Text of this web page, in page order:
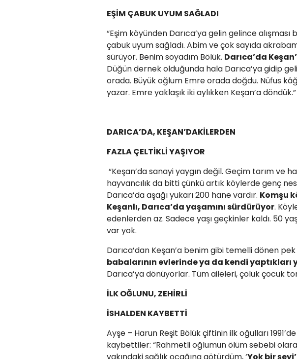
EŞİM ÇABUK UYUM SAĞLADI
“Eşim köyünden Darıca’ya gelin gelince
çabuk uyum sağladı. Abim ve çok sayıda
sürüyor. Benim soyadım Bölük. Darıca’da
Düğün dernek olduğunda hala Darıca’ya gidip
orada. Büyük oğlum Emre orada doğdu. Nüfus
yazar. Emre yaklaşık iki aylıkken Keşan’a döndük.”
DARICA’DA, KEŞAN’DAKİLERDEN
FAZLA ÇELTİKLİ YAŞIYOR
“Keşan’da sanayi yaygın değil. Geçim tarım ve
hayvancılık da bitti çünkü artık köylerde genç
Darıca’da aşağı yukarı 200 hane vardır. Komşu
Keşanlı, Darıca’da yaşamını sürdürüyor.
edenlerden az. Sadece yaşı geçkinler kaldı. 50
var yok.
Darıca’dan Keşan’a benim gibi temelli dönen pek
babalarının evlerinde ya da kendi
Darıca’ya dönüyorlar. Tüm aileleri, çoluk çocuk
İLK OĞLUNU, ZEHİRLİ
İSHALDEN KAYBETTİ
Ayşe – Harun Reşit Bölük çiftinin ilk oğulları
kaybettiler: “Rahmetli oğlumun ölüm sebebi
yakındaki sağlık ocağına götürdüm, ‘Yok bir şeyi’